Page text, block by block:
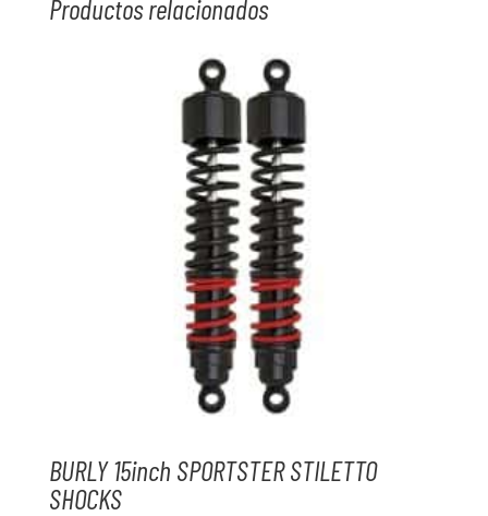
Productos relacionados
BURLY 15inch SPORTSTER STILETTO
SHOCKS